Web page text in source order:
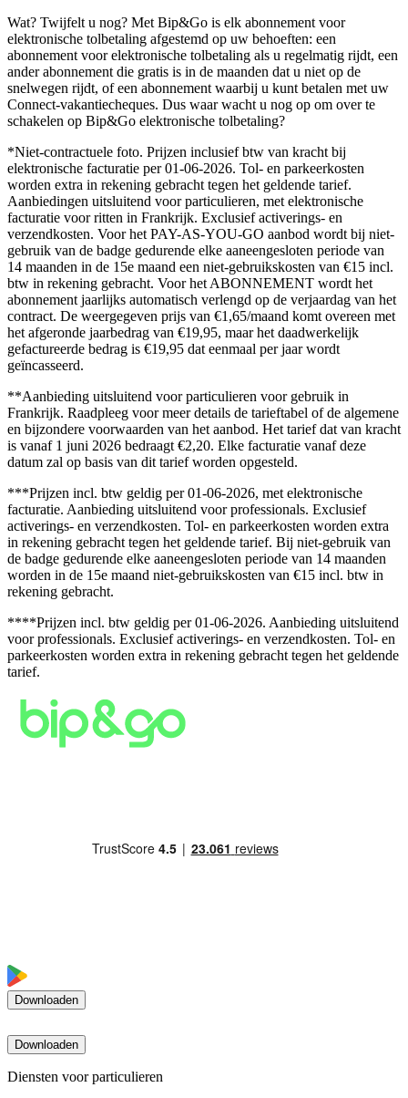
Wat? Twijfelt u nog? Met Bip&Go is elk abonnement voor
elektronische tolbetaling afgestemd op uw behoeften: een
abonnement voor elektronische tolbetaling als u regelmatig rijdt, een
ander abonnement die gratis is in de maanden dat u niet op de
snelwegen rijdt, of een abonnement waarbij u kunt betalen met uw
Connect-vakantiecheques. Dus waar wacht u nog op om over te
schakelen op Bip&Go elektronische tolbetaling?
*Niet-contractuele foto. Prijzen inclusief btw van kracht bij
elektronische facturatie per 01-06-2026. Tol- en parkeerkosten
worden extra in rekening gebracht tegen het geldende tarief.
Aanbiedingen uitsluitend voor particulieren, met elektronische
facturatie voor ritten in Frankrijk. Exclusief activerings- en
verzendkosten. Voor het PAY-AS-YOU-GO aanbod wordt bij niet-
gebruik van de badge gedurende elke aaneengesloten periode van
14 maanden in de 15e maand een niet-gebruikskosten van €15 incl.
btw in rekening gebracht. Voor het ABONNEMENT wordt het
abonnement jaarlijks automatisch verlengd op de verjaardag van het
contract. De weergegeven prijs van €1,65/maand komt overeen met
het afgeronde jaarbedrag van €19,95, maar het daadwerkelijk
gefactureerde bedrag is €19,95 dat eenmaal per jaar wordt
geïncasseerd.
**Aanbieding uitsluitend voor particulieren voor gebruik in
Frankrijk. Raadpleeg voor meer details de tarieftabel of de algemene
en bijzondere voorwaarden van het aanbod. Het tarief dat van kracht
is vanaf 1 juni 2026 bedraagt €2,20. Elke facturatie vanaf deze
datum zal op basis van dit tarief worden opgesteld.
***Prijzen incl. btw geldig per 01-06-2026, met elektronische
facturatie. Aanbieding uitsluitend voor professionals. Exclusief
activerings- en verzendkosten. Tol- en parkeerkosten worden extra
in rekening gebracht tegen het geldende tarief. Bij niet-gebruik van
de badge gedurende elke aaneengesloten periode van 14 maanden
worden in de 15e maand niet-gebruikskosten van €15 incl. btw in
rekening gebracht.
****Prijzen incl. btw geldig per 01-06-2026. Aanbieding uitsluitend
voor professionals. Exclusief activerings- en verzendkosten. Tol- en
parkeerkosten worden extra in rekening gebracht tegen het geldende
tarief.
Downloaden
Downloaden
Diensten voor particulieren